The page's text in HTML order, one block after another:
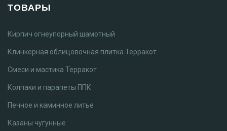
ТОВАРЫ
Кирпич огнеупорный шамотный
Клинкерная облицовочная плитка Терракот
Смеси и мастика Терракот
Колпаки и парапеты ППК
Печное и каминное литье
Казаны чугунные